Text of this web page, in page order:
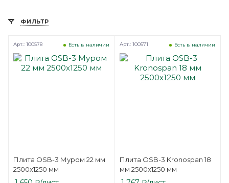
ФИЛЬТР
Плита OSB-3 Муром 22 мм
2500х1250 мм
Есть в наличии
Арт.: 100578
Плита OSB-3 Kronospan 18
мм 2500х1250 мм
Есть в наличии
Арт.: 100571